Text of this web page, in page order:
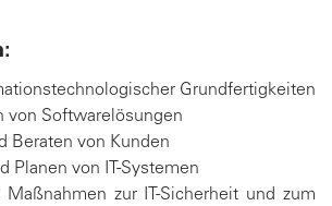
Grundfertigkeiten
von Softwarelösungen
Beraten von Kunden
Planen von IT-Systemen
zur IT-Sicherheit und zum